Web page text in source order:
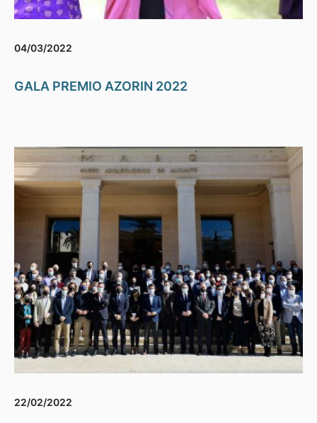
04/03/2022
GALA PREMIO AZORIN 2022
22/02/2022